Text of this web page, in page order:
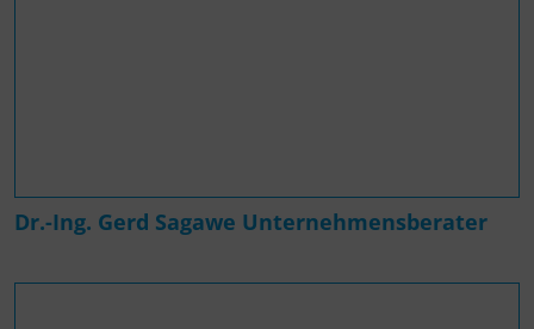
Dr.-Ing. Gerd Sagawe Unternehmensberater